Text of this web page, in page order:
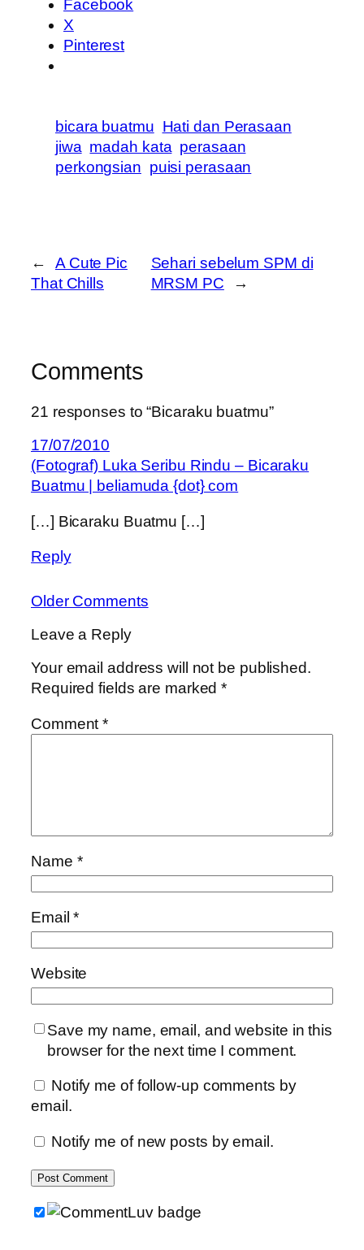
Facebook
X
Pinterest
bicara buatmu Hati dan Perasaan
jiwa madah kata perasaan
perkongsian puisi perasaan
←
A Cute Pic
That Chills
Sehari sebelum SPM di
MRSM PC
→
Comments
21 responses to “Bicaraku buatmu”
17/07/2010
(Fotograf) Luka Seribu Rindu – Bicaraku
Buatmu | beliamuda {dot} com
[…] Bicaraku Buatmu […]
Reply
Older Comments
Leave a Reply
Your email address will not be published.
Required fields are marked*
Comment*
Name *
Email*
Website
Save my name, email, and website in this
browser for the next time I comment.
Notify me of follow-up comments by
email.
Notify me of new posts by email.